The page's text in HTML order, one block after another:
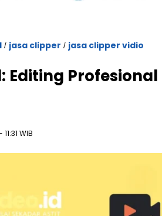
/ jasa clipper / jasa clipper vidio
Editing
11:31 WIB